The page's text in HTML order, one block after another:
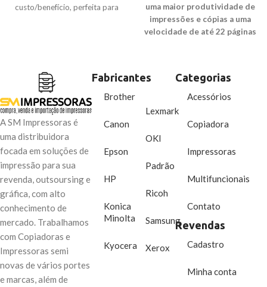
custo/benefício, perfeita para
uma maior produtividade de
impressões e cópias a uma
velocidade de até 22 páginas
A SM Impressoras é
uma distribuidora
focada em soluções de
impressão para sua
revenda, outsoursing e
gráfica, com alto
conhecimento de
mercado. Trabalhamos
com Copiadoras e
Impressoras semi
novas de vários portes
e marcas, além de
Fabricantes
Brother
Canon
Epson
HP
Konica
Minolta
Kyocera
Lexmark
OKI
Padrão
Ricoh
Samsung
Xerox
Categorias
Acessórios
Copiadora
Impressoras
Multifuncionais
Contato
Revendas
Cadastro
Minha conta